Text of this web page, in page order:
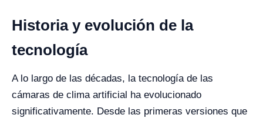
Historia y evolución de la
tecnología
A lo largo de las décadas, la tecnología de las
cámaras de clima artificial ha evolucionado
significativamente. Desde las primeras versiones que